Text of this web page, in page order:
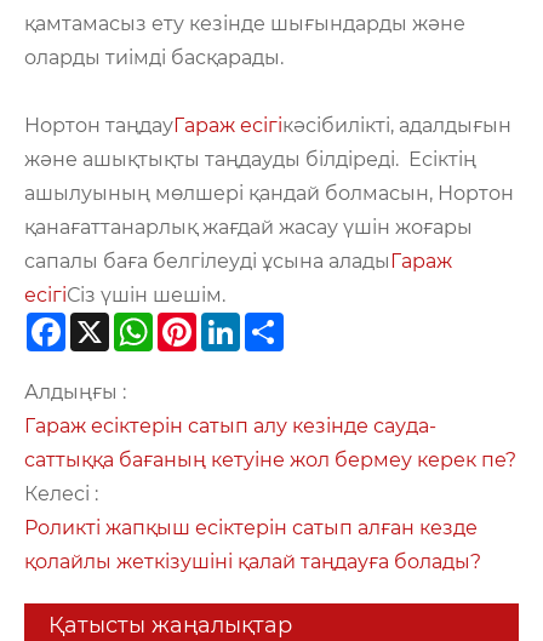
қамтамасыз ету кезінде шығындарды және
оларды тиімді басқарады.
Нортон таңдауГараж есігікәсібилікті, адалдығын
және ашықтықты таңдауды білдіреді. Есіктің
ашылуының мөлшері қандай болмасын, Нортон
қанағаттанарлық жағдай жасау үшін жоғары
сапалы баға белгілеуді ұсына аладыГараж
есігіСіз үшін шешім.
Facebook
X WhatsApp
PinterestLinkedIn
Алдыңғы :
Гараж есіктерін сатып алу кезінде сауда-
саттыққа бағаның кетуіне жол бермеу керек пе?
Келесі :
Роликті жапқыш есіктерін сатып алған кезде
қолайлы жеткізушіні қалай таңдауға болады?
Қатысты жаңалықтар